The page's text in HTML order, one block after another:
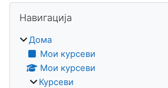
Блокови
Навигација
Дома
Мои курсеви
Мои курсеви
Курсеви